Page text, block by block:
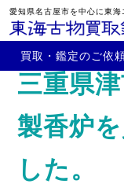
愛知県名古屋市を中心に東
買取・鑑定のご依
三重県
製香炉
した。